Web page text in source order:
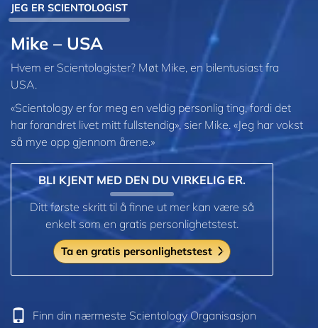
JEG ER SCIENTOLOGIST
Mike – USA
Hvem er Scientologister? Møt Mike, en bilentusiast fra
USA.
«Scientology er for meg en veldig personlig ting, fordi det
har forandret livet mitt fullstendig», sier Mike. «Jeg har vokst
så mye opp gjennom årene.»
BLI KJENT MED DEN DU VIRKELIG ER.
Ditt første skritt til å finne ut mer kan være så
enkelt som en gratis personlighetstest.
Ta en gratis personlighetstest
Finn din nærmeste Scientology Organisasjon